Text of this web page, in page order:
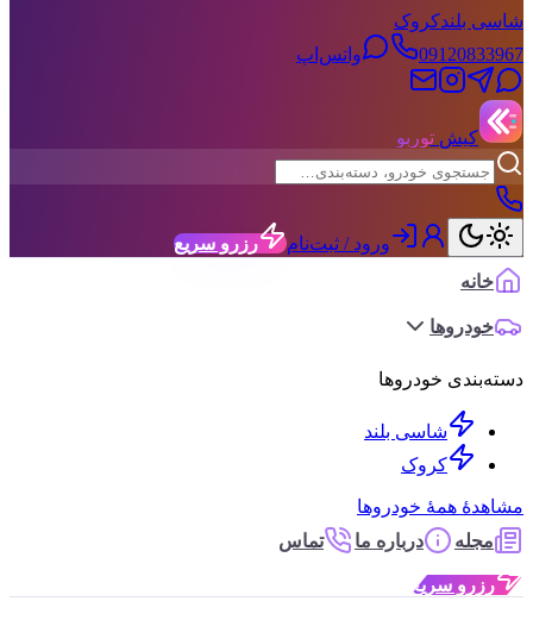
شاسی بلندکروک
09120833967
واتس‌اپ
کیش توربو
ورود / ثبت‌نام
رزرو سریع
خانه
خودروها
دسته‌بندی خودروها
شاسی بلند
کروک
مشاهدهٔ همهٔ خودروها
مجله
درباره ما تماس
رزرو سریع